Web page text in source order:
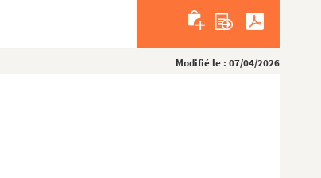
Modifié le : 07/04/2026